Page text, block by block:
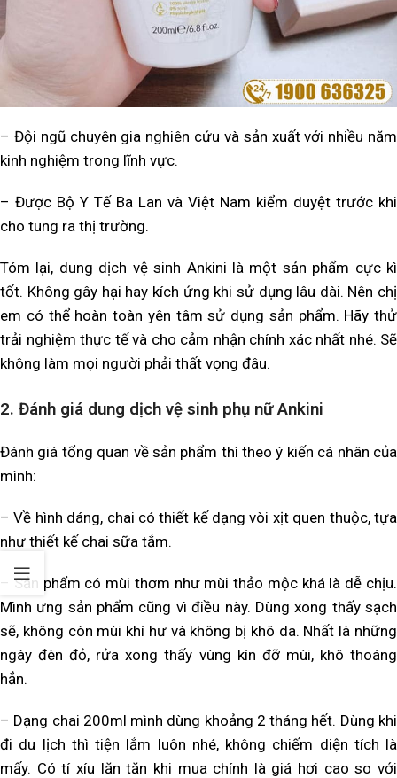
– Đội ngũ chuyên gia nghiên cứu và sản xuất với nhiều năm
kinh nghiệm trong lĩnh vực.
– Được Bộ Y Tế Ba Lan và Việt Nam kiểm duyệt trước khi
cho tung ra thị trường.
Tóm lại, dung dịch vệ sinh Ankini là một sản phẩm cực kì
tốt. Không gây hại hay kích ứng khi sử dụng lâu dài. Nên chị
em có thể hoàn toàn yên tâm sử dụng sản phẩm. Hãy thử
trải nghiệm thực tế và cho cảm nhận chính xác nhất nhé. Sẽ
không làm mọi người phải thất vọng đâu.
2. Đánh giá dung dịch vệ sinh phụ nữ Ankini
Đánh giá tổng quan về sản phẩm thì theo ý kiến cá nhân của
mình:
–Về hình dáng, chai có thiết kế dạng vòi xịt quen thuộc, tựa
như thiết kế chai sữa tắm.
– Sản phẩm có mùi thơm như mùi thảo mộc khá là dễ chịu.
Mình ưng sản phẩm cũng vì điều này. Dùng xong thấy sạch
sẽ, không còn mùi khí hư và không bị khô da. Nhất là những
ngày đèn đỏ, rửa xong thấy vùng kín đỡ mùi, khô thoáng
hẳn.
– Dạng chai 200ml mình dùng khoảng 2 tháng hết. Dùng khi
đi du lịch thì tiện lắm luôn nhé, không chiếm diện tích là
mấy. Có tí xíu lăn tăn khi mua chính là giá hơi cao so với